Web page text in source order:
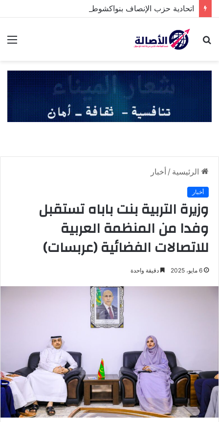
بحث
الرئيسية / أخبار
أخبار
وزيرة التربية بنت باباه تستقبل
وفدا من المنظمة العربية
للاتصالات الفضائية (عربسات)
6 مايو، 2025 دقيقة واحدة